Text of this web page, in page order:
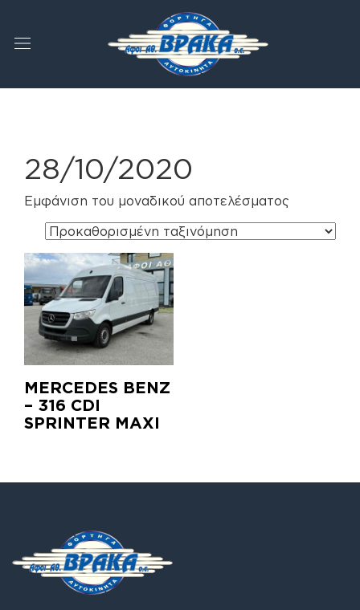
28/10/2020
Εμφάνιση του μοναδικού αποτελέσματος
MERCEDES BENZ
– 316 CDI
SPRINTER ΜΑΧΙ